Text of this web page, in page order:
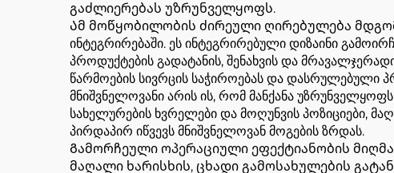
გაძლიერებას უზრუნველყოფს.
Ამ მოწყობილობის ძირეული ღირებულება
ინტეგრირებაში. ეს ინტეგრირებული დიზაინი
პროდუქტების გადატანის, შენახვის და
წარმოების სივრცის საჭიროებას და დასრულებული
მნიშვნელოვანი არის ის, რომ მანქანა
სახელურების ხვრელები და მოღუნვის პოზიციები,
პირდაპირ იწვევს მნიშვნელოვან მოგების ზრდას.
Გამორჩეული ოპერაციული ეფექტიანობის
მაღალი ხარისხის, ცხადი გამოსახულების